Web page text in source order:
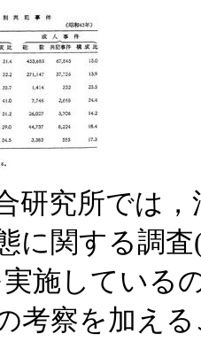
研究所では，
に関する調
施している
考察を加え